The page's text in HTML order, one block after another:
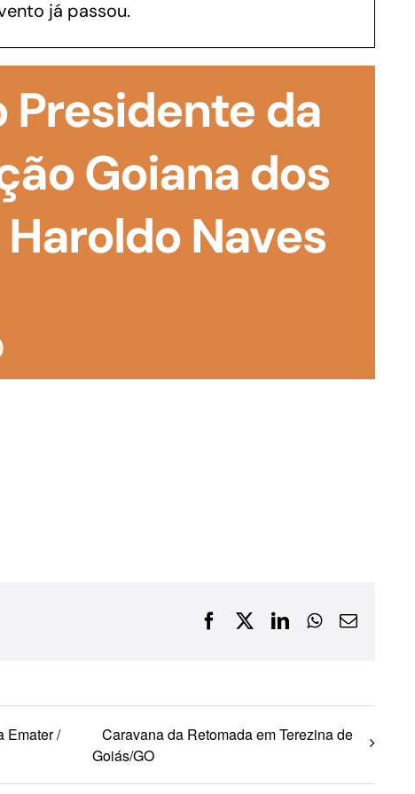
realizar obras, dentre outros serviços
Repasse
já passou.
Presidente da
Goiana dos
Naves
FacebookLinkedInWhatsApp
E-
Emater /
Caravana da Retomada em Terezina de
Goiás/GO